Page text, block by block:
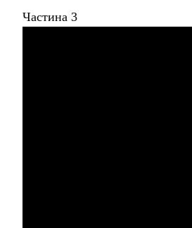
Частина 3